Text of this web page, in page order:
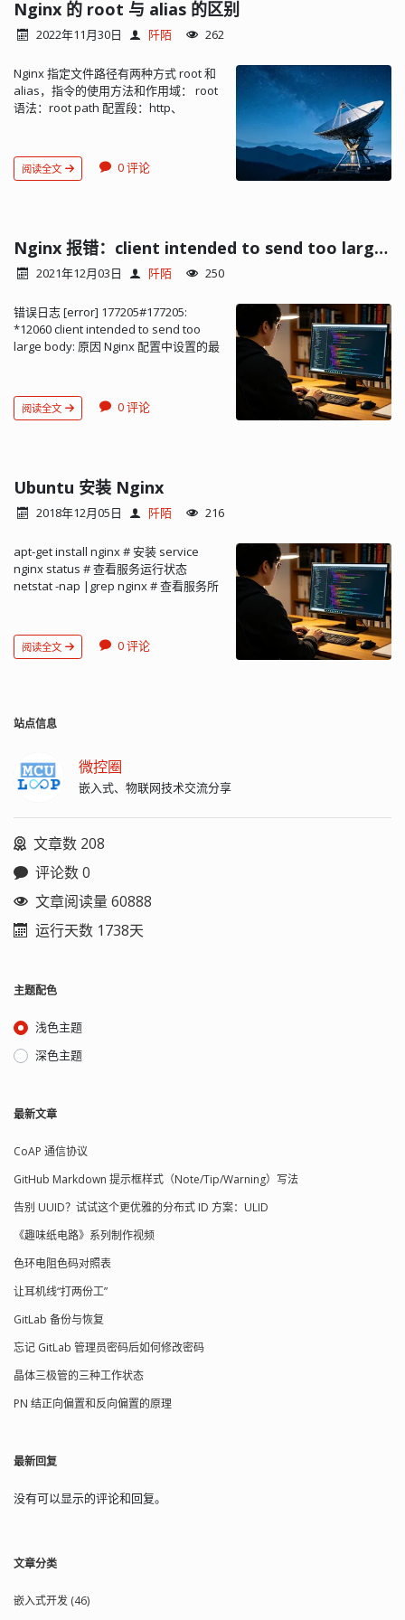
个站点的配置，在站点的 server 块中添
加或修改 client_max_body_size 即可。
修改后检查配置文件的语法是否正确：
误，继续下一步；如果有错误，请检查
配置文件并修复错误。 然后重新加载
Nginx 配置：sudo service nginx
Nginx 的 root 与 alias 的区别
2022年11月30日 阡陌 262
Nginx 指定文件路径有两种方式 root 和
alias，指令的使用方法和作用域： root
语法：root path 配置段：http、
别名的定义，root 则是根目录（父目
录）的定义。关于别名，我的理解是
阅读全文 0 评论
Nginx 报错：client intended to send too large body
2021年12月03日 阡陌 250
错误日志 [error] 177205#177205:
*12060 client intended to send too
large body: 原因 Nginx 配置中设置的最
阅读全文 0 评论
Ubuntu 安装 Nginx
2018年12月05日 阡陌 216
apt-get install nginx # 安装 service
nginx status # 查看服务运行状态
netstat -nap |grep nginx # 查看服务所
page, the nginx web server is
successfully installed and working.
support is available at nginx.com.
阅读全文 0 评论
站点信息
微控圈
嵌入式、物联网技术交流分享
文章数 208
评论数 0
文章阅读量 60888
运行天数 1738天
主题配色
浅色主题
深色主题
最新文章
CoAP 通信协议
GitHub Markdown 提示框样式（Note/Tip/Warning）写法
告别 UUID？试试这个更优雅的分布式 ID 方案：ULID
《趣味纸电路》系列制作视频
色环电阻色码对照表
让耳机线“打两份工”
GitLab 备份与恢复
忘记 GitLab 管理员密码后如何修改密码
晶体三极管的三种工作状态
PN 结正向偏置和反向偏置的原理
最新回复
没有可以显示的评论和回复。
文章分类
嵌入式开发 (46)